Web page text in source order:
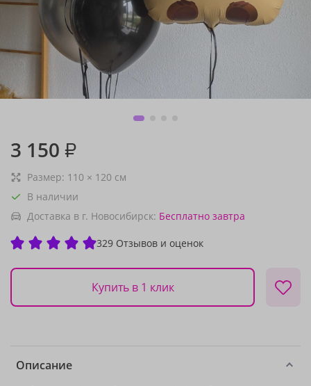
3 150 ₽
Размер: 110 × 120 см
В наличии
Доставка в г. Новосибирск: Бесплатно завтра
329 Отзывов и оценок
Купить в 1 клик
Описание